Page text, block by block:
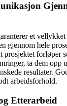
et
gjennom hele
prosjektet forløper
ta dem opp
resultater.
arbeidsforhold.
Etterarbeid